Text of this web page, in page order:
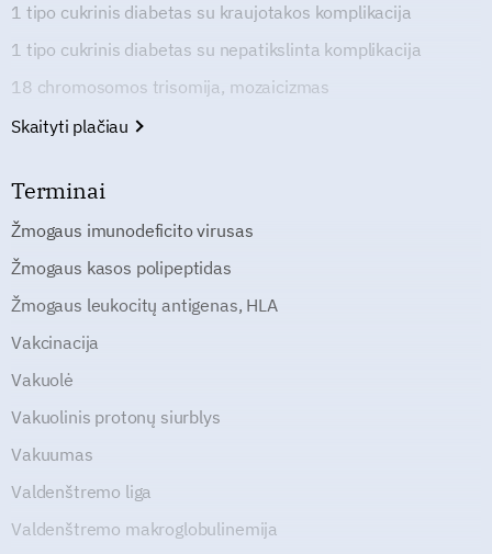
1 tipo cukrinis diabetas su kraujotakos komplikacija
1 tipo cukrinis diabetas su nepatikslinta komplikacija
18 chromosomos trisomija, mozaicizmas
Skaityti plačiau
Terminai
Žmogaus imunodeficito virusas
Žmogaus kasos polipeptidas
Žmogaus leukocitų antigenas, HLA
Vakcinacija
Vakuolė
Vakuolinis protonų siurblys
Vakuumas
Valdenštremo liga
Valdenštremo makroglobulinemija